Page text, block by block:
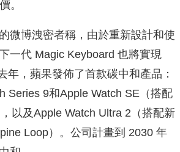
。
微博洩密者稱，由於重新設計和使
一代 Magic Keyboard 也將實現
年，蘋果發佈了首款碳中和產品：
Series 9和Apple Watch SE（搭配
以及Apple Watch Ultra 2（搭配新
Loop）。公司計畫到 2030 年